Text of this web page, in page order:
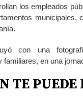
los empleados
municipales,
con una
familiares, en una
TE PUEDE